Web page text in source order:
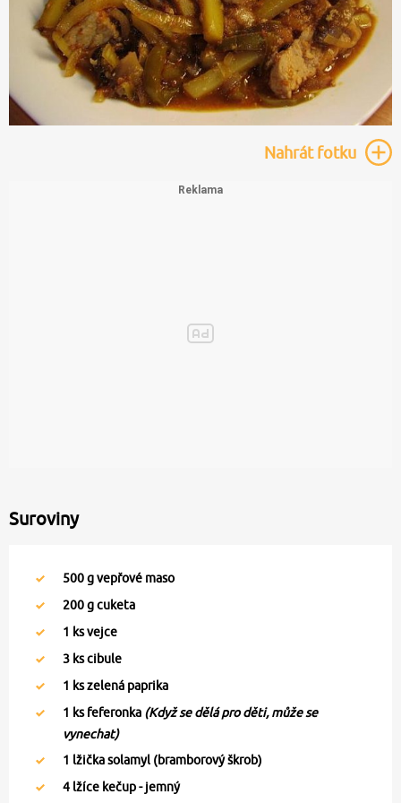
Nahrátfotku
Suroviny
500g vepřové maso
200g cuketa
1 ks vejce
3 ks cibule
1 ks zelená paprika
1 ks feferonka (Když se dělá pro děti, může se
vynechat)
1 lžička solamyl (bramborový škrob)
4 lžíce kečup - jemný